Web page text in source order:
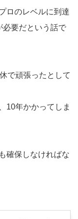
ロのレベルに到達
必要だという話で
で頑張ったとして
10年かかってしま
確保しなければな